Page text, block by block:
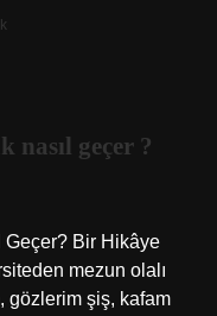
nasıl geçer ?
Geçer? Bir Hikâye
mezun olalı
gözlerim şiş, kafam